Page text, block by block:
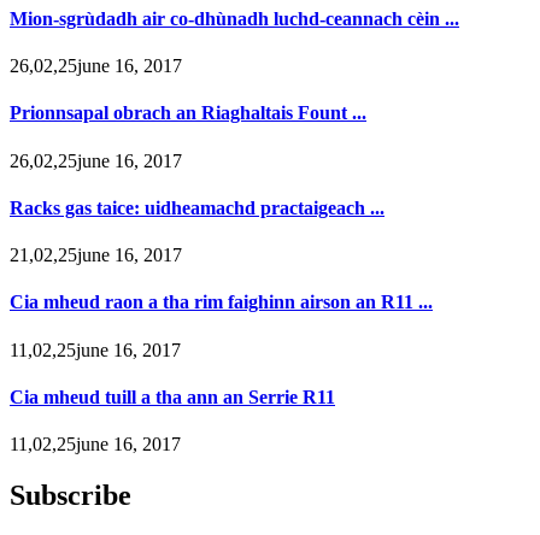
Mion-sgrùdadh air co-dhùnadh luchd-ceannach cèin ...
26,02,25june 16, 2017
Prionnsapal obrach an Riaghaltais Fount ...
26,02,25june 16, 2017
Racks gas taice: uidheamachd practaigeach ...
21,02,25june 16, 2017
Cia mheud raon a tha rim faighinn airson an R11 ...
11,02,25june 16, 2017
Cia mheud tuill a tha ann an Serrie R11
11,02,25june 16, 2017
Subscribe